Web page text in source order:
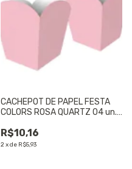
CACHEPOT DE PAPEL FESTA
COLORS ROSA QUARTZ 04 un.
R$10,16
2xde R$5,93